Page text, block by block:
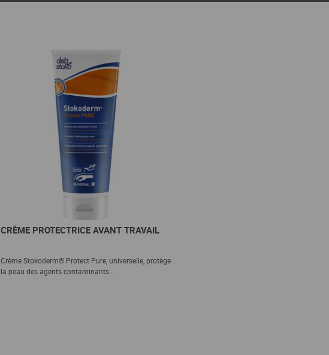
CRÈME PROTECTRICE AVANT TRAVAIL
Crème Stokoderm® Protect Pure, universelle, protège
la peau des agents contaminants...